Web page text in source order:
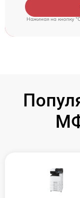
Нажимая на кнопку